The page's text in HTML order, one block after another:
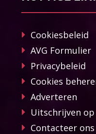
Cookiesbeleid
AVG Formulier
Privacybeleid
Cookies
Adverteren
Uitschrijven
Contacteer ons